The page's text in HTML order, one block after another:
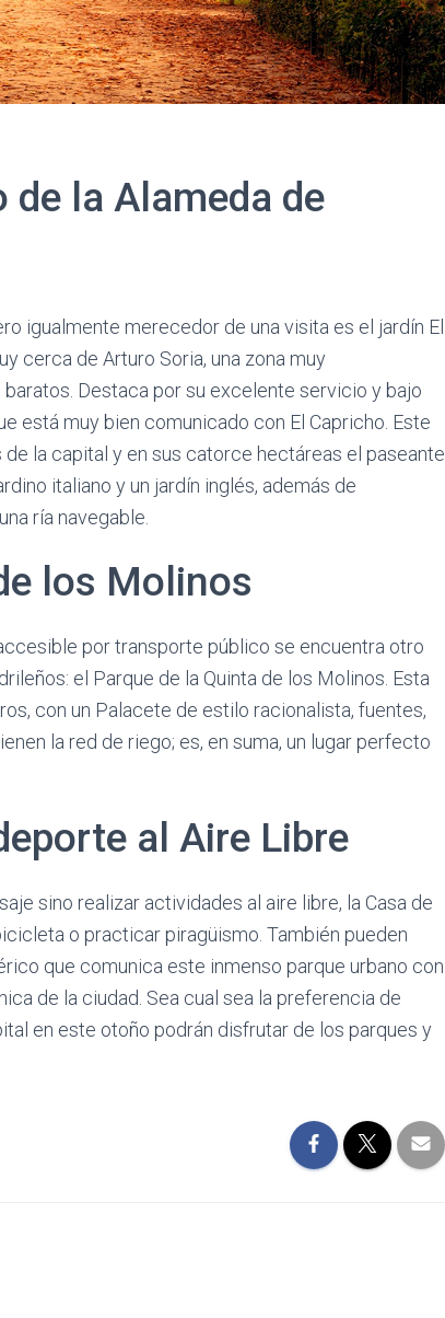
de la Alameda de
igualmente merecedor de una visita es el jardín El
cerca de Arturo Soria, una zona muy
Destaca por su excelente servicio y bajo
está muy bien comunicado con El Capricho. Este
la capital y en sus catorce hectáreas el paseante
italiano y un jardín inglés, además de
ría navegable.
los Molinos
por transporte público se encuentra otro
el Parque de la Quinta de los Molinos. Esta
con un Palacete de estilo racionalista, fuentes,
la red de riego; es, en suma, un lugar perfecto
al Aire Libre
sino realizar actividades al aire libre, la Casa de
o practicar piragüismo. También pueden
que comunica este inmenso parque urbano con
de la ciudad. Sea cual sea la preferencia de
en este otoño podrán disfrutar de los parques y